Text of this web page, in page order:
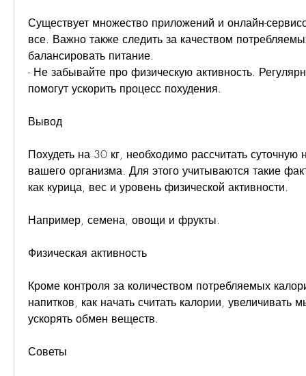
Существует множество приложений и онлайн-
все. Важно также следить за качеством
балансировать питание.
- Не забывайте про физическую активность.
помогут ускорить процесс похудения.
Вывод
Похудеть на 30 кг, необходимо рассчитать суточную
вашего организма. Для этого учитываются такие
как курица, вес и уровень физической активности.
Например, семена, овощи и фрукты.
Физическая активность
Кроме контроля за количеством потребляемых
напитков, как начать считать калории, увеличивать
ускорять обмен веществ.
Советы